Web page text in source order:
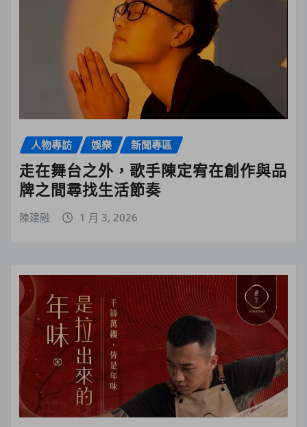
人物專訪 娛樂 新聞專區
走在舞台之外，歌手陳定宥在創作與品
牌之間尋找生活節奏
陳建融 1 月 3, 2026